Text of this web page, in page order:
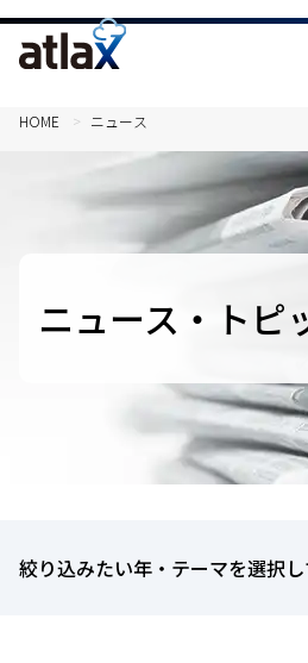
HOME ニュース
ニュース・トピ
絞り込みたい年・テーマを選択し